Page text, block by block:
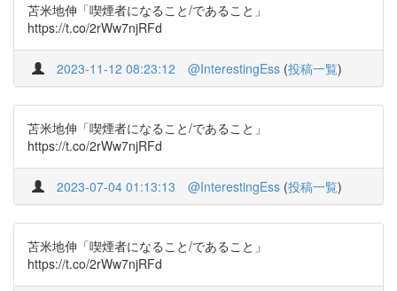
苫米地伸「喫煙者になること/であること」
https://t.co/2rWw7njRFd
2023-11-12 08:23:12 @InterestingEss (投稿一覧)
苫米地伸「喫煙者になること/であること」
https://t.co/2rWw7njRFd
2023-07-04 01:13:13 @InterestingEss (投稿一覧)
苫米地伸「喫煙者になること/であること」
https://t.co/2rWw7njRFd